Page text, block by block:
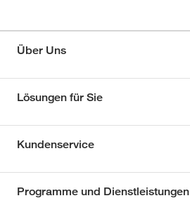
Über Uns
Lösungen für Sie
Kundenservice
Programme und Dienstleistungen